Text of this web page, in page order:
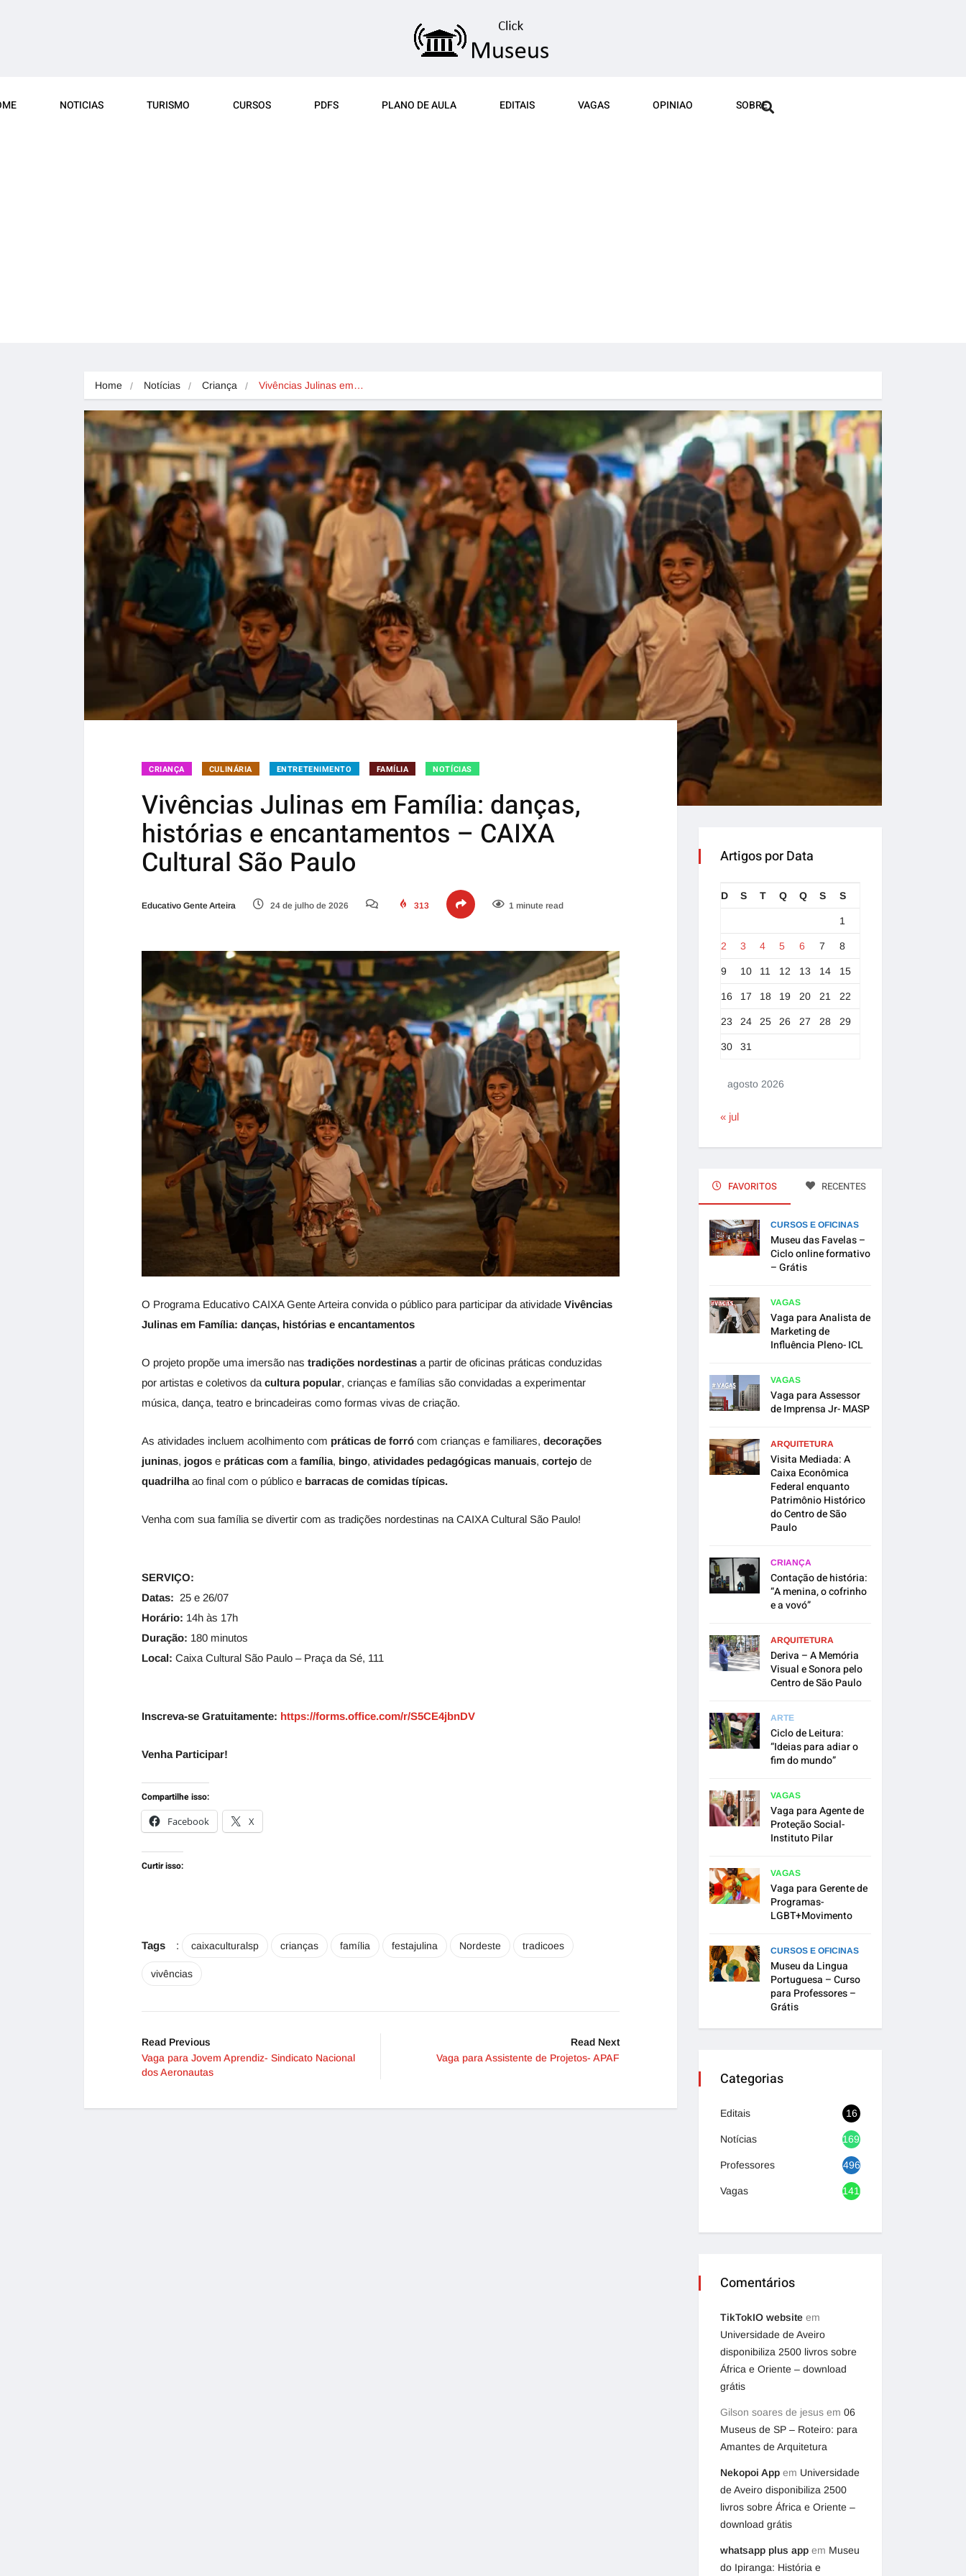
NOTICIAS TURISMO CURSOS PDFS PLANO DE AULA EDITAIS VAGAS OPINIAO SOBRE
Home Notícias Criança Vivências Julinas em…
CRIANÇA CULINÁRIA ENTRETENIMENTO FAMÍLIA NOTÍCIAS
Vivências Julinas em Família: danças,
histórias e encantamentos – CAIXA
Cultural São Paulo
Educativo Gente Arteira 24 de julho de 2026 313 1 minute read
O Programa Educativo CAIXA Gente Arteira convida o público para participar da atividade Vivências
Julinas em Família: danças, histórias e encantamentos
O projeto propõe uma imersão nas tradições nordestinas a partir de oficinas práticas conduzidas
por artistas e coletivos da cultura popular, crianças e famílias são convidadas a experimentar
música, dança, teatro e brincadeiras como formas vivas de criação.
As atividades incluem acolhimento com práticas de forró com crianças e familiares, decorações
juninas, jogos e práticas com a família, bingo, atividades pedagógicas manuais, cortejo de
quadrilha ao final com o público e barracas de comidas típicas.
Venha com sua família se divertir com as tradições nordestinas na CAIXA Cultural São Paulo!
SERVIÇO:
Datas: 25 e 26/07
Horário: 14h às 17h
Duração: 180 minutos
Local: Caixa Cultural São Paulo – Praça da Sé, 111
Inscreva-se Gratuitamente: https://forms.office.com/r/S5CE4jbnDV
Venha Participar!
Compartilhe isso:
Facebook
X
Curtir isso:
Tags : caixaculturalsp crianças família festajulina Nordeste tradicoes
vivências
Read Previous
Vaga para Jovem Aprendiz- Sindicato Nacional
dos Aeronautas
Read Next
Vaga para Assistente de Projetos- APAF
Artigos por Data
agosto 2026
D S T Q Q S S
1
2 3 4 5 6 7 8
9 10 11 12 13 14 15
16 17 18 19 20 21 22
23 24 25 26 27 28 29
30 31
« jul
FAVORITOS RECENTES
CURSOS E OFICINAS
Museu das Favelas –
Ciclo online formativo
– Grátis
VAGAS
Vaga para Analista de
Marketing de
Influência Pleno- ICL
VAGAS
Vaga para Assessor
de Imprensa Jr- MASP
ARQUITETURA
Visita Mediada: A
Caixa Econômica
Federal enquanto
Patrimônio Histórico
do Centro de São
Paulo
CRIANÇA
Contação de história:
“A menina, o cofrinho
e a vovó”
ARQUITETURA
Deriva – A Memória
Visual e Sonora pelo
Centro de São Paulo
ARTE
Ciclo de Leitura:
“Ideias para adiar o
fim do mundo”
VAGAS
Vaga para Agente de
Proteção Social-
Instituto Pilar
VAGAS
Vaga para Gerente de
Programas-
LGBT+Movimento
CURSOS E OFICINAS
Museu da Lingua
Portuguesa – Curso
para Professores –
Grátis
Categorias
Editais 16
Notícias 1692
Professores 496
Vagas 1416
Comentários
TikTokIO website em
Universidade de Aveiro
disponibiliza 2500 livros sobre
África e Oriente – download
grátis
Gilson soares de jesus em 06
Museus de SP – Roteiro: para
Amantes de Arquitetura
Nekopoi App em Universidade
de Aveiro disponibiliza 2500
livros sobre África e Oriente –
download grátis
whatsapp plus app em Museu
do Ipiranga: História e